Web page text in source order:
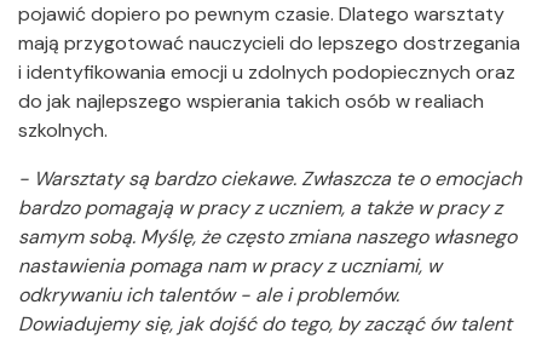
pojawić dopiero po pewnym czasie. Dlatego warsztaty
mają przygotować nauczycieli do lepszego dostrzegania
i identyfikowania emocji u zdolnych podopiecznych oraz
do jak najlepszego wspierania takich osób w realiach
szkolnych.
- Warsztaty są bardzo ciekawe. Zwłaszcza te o emocjach
bardzo pomagają w pracy z uczniem, a także w pracy z
samym sobą. Myślę, że często zmiana naszego własnego
nastawienia pomaga nam w pracy z uczniami, w
odkrywaniu ich talentów - ale i problemów.
Dowiadujemy się, jak dojść do tego, by zacząć ów talent